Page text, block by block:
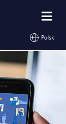
Polski